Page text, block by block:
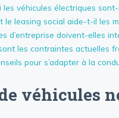
les véhicules électriques
le leasing social aide-t-il les
d’entreprise doivent-elles
les contraintes actuelles
pour s’adapter à la
véhicules